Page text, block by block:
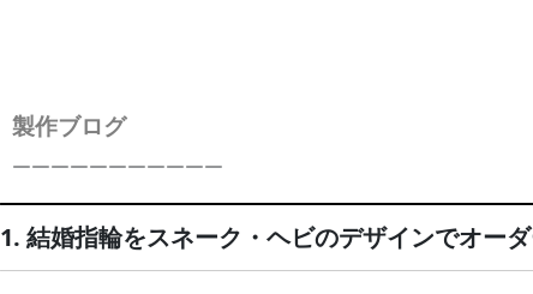
製作ブログ
￣￣￣￣￣￣￣￣￣￣￣
1. 結婚指輪をスネーク・ヘビのデザインでオー